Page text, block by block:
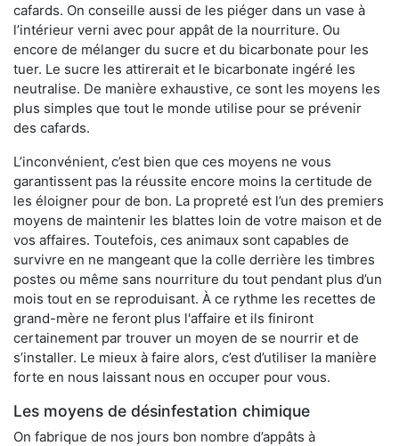
cafards. On conseille aussi de les piéger dans un vase à
l’intérieur verni avec pour appât de la nourriture. Ou
encore de mélanger du sucre et du bicarbonate pour les
tuer. Le sucre les attirerait et le bicarbonate ingéré les
neutralise. De manière exhaustive, ce sont les moyens les
plus simples que tout le monde utilise pour se prévenir
des cafards.
L’inconvénient, c’est bien que ces moyens ne vous
garantissent pas la réussite encore moins la certitude de
les éloigner pour de bon. La propreté est l’un des premiers
moyens de maintenir les blattes loin de votre maison et de
vos affaires. Toutefois, ces animaux sont capables de
survivre en ne mangeant que la colle derrière les timbres
postes ou même sans nourriture du tout pendant plus d’un
mois tout en se reproduisant. À ce rythme les recettes de
grand-mère ne feront plus l'affaire et ils finiront
certainement par trouver un moyen de se nourrir et de
s’installer. Le mieux à faire alors, c’est d’utiliser la manière
forte en nous laissant nous en occuper pour vous.
Les moyens de désinfestation chimique
On fabrique de nos jours bon nombre d’appâts à